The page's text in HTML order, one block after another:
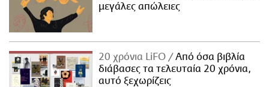
μεγάλες απώλειες
20 χρόνια LiFO
Από όσα βιβλία
διάβασες τα τελευταία 20 χρόνια,
αυτό ξεχωρίζεις